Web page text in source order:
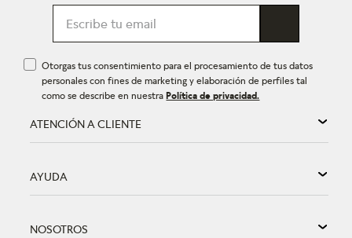
Otorgas tus consentimiento para el procesamiento de tus datos
personales con fines de marketing y elaboración de perfiles tal
como se describe en nuestraPolítica de privacidad.
ATENCIÓN A CLIENTE
AYUDA
NOSOTROS